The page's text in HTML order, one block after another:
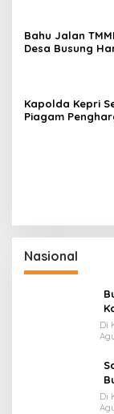
Bahu Jalan
Desa Busung
Kapolda Kepri
Piagam
Nasional
Di
Di